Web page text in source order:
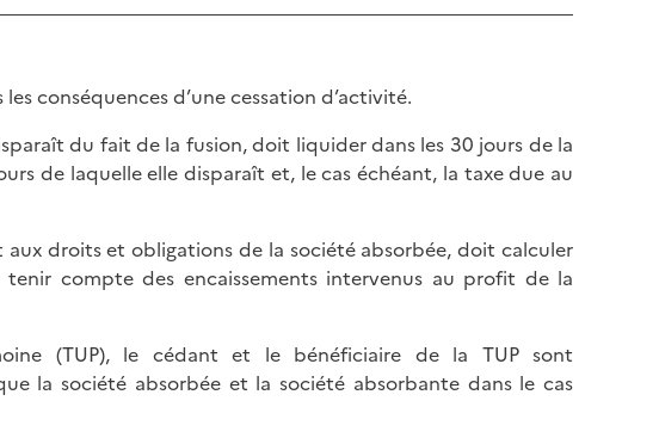
conséquences d’une cessation d’activité.
du fait de la fusion, doit liquider dans les 30 jours de la
de laquelle elle disparaît et, le cas échéant, la taxe due au
droits et obligations de la société absorbée, doit calculer
compte des encaissements intervenus au profit de la
(TUP), le cédant et le bénéficiaire de la TUP sont
la société absorbée et la société absorbante dans le cas